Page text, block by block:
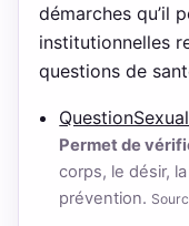
démarches qu’il
institutionnelles
questions de
Permet de
corps, le désir,
prévention.